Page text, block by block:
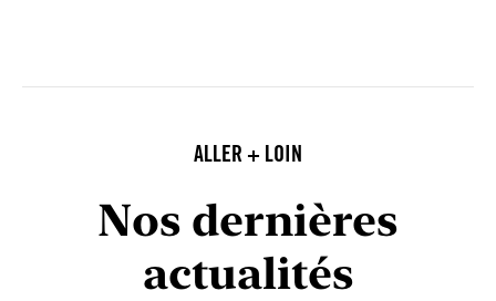
ALLER + LOIN
Nos dernières
actualités